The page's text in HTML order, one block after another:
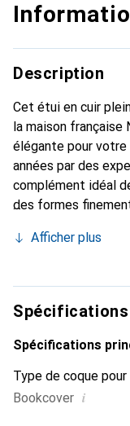
Description
Cet étui en cuir
la maison
élégante pour votre
années par des
complément idéal
des formes
smartphone. La
est toujours un bon
Afficher plus
Spécifications
Spécifications
Type de coque
Bookcover i